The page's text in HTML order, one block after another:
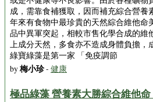
成，需靠食補獲取，因而補充綜合營養
年來有食物中最珍貴的天然綜合維他命
品中異軍突起，相較市售化學合成的維
上成分天然，多食亦不造成身體負擔，
綠寶綠藻是第一家 「免疫調節
by梅小珍- 健康
極品綠藻 營養素大勝綜合維他命